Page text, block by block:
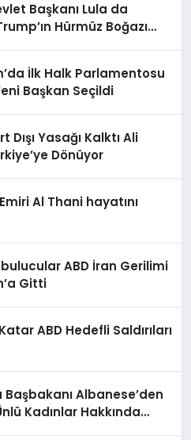
Başkanı Lula da
Hürmüz Boğazı
İlk Halk Parlamentosu
Başkan Seçildi
Dışı Yasağı Kalktı Ali
Dönüyor
Al Thani hayatını
ABD İran Gerilimi
Gitti
ABD Hedefli Saldırıları
Albanese’den
Kadınlar Hakkında